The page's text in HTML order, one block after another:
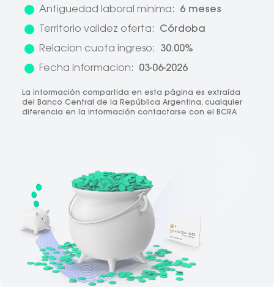
Antiguedad laboral minima:
6 meses
Territorio validez oferta:
Córdoba
Relacion cuota ingreso:
30.00%
Fecha informacion:
03-06-2026
La información compartida en esta página es extraída
del Banco Central de la República Argentina, cualquier
diferencia en la información contactarse con el BCRA